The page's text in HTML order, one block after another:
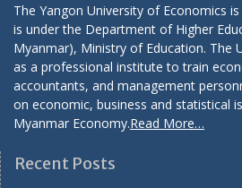
The Yangon University of Economics
is under the Department of Higher
Myanmar), Ministry of Education. The
as a professional institute to train
accountants, and management
on economic, business and statistical
Myanmar Economy.Read More…
Recent Posts